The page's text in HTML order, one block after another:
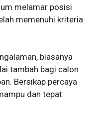
melamar posisi
memenuhi kriteria
biasanya
tambah bagi calon
Bersikap percaya
dan tepat